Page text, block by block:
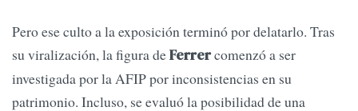
Pero ese culto a la exposición terminó por delatarlo. Tras
su viralización, la figura deFerrercomenzó a ser
investigada por la AFIP por inconsistencias en su
patrimonio. Incluso, se evaluó la posibilidad de una